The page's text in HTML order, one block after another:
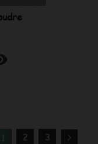
1 2 3